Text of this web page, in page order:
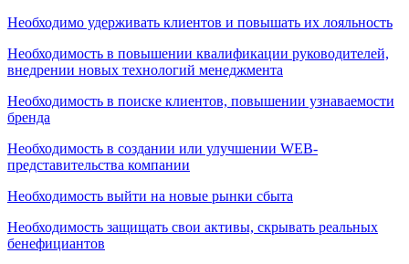
Необходимо удерживать клиентов и повышать их лояльность
Необходимость в повышении квалификации руководителей,
внедрении новых технологий менеджмента
Необходимость в поиске клиентов, повышении узнаваемости
бренда
Необходимость в создании или улучшении WEB-
представительства компании
Необходимость выйти на новые рынки сбыта
Необходимость защищать свои активы, скрывать реальных
бенефициантов